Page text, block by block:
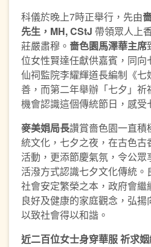
科儀於晚上7時正舉行，先由
先生， MH, CStJ 帶領眾人上
莊嚴肅穆。 嗇色園馬澤華主席
位女性賢達任獻供嘉賓，同
仙祠監院李耀輝道長編制《
善，而第二年舉辦「七夕」
機會認識這個傳統節日，感受
麥美娟局長讚賞嗇色園一直積
統文化，七夕之夜，在古色古
活動，更添節慶氣氛，令公
活潑方式認識七夕文化傳統
社會安定繁榮之本，政府會
良好及健康的家庭觀念，弘揚
以致社會得以和諧。
近二百位女士身穿華服祈求